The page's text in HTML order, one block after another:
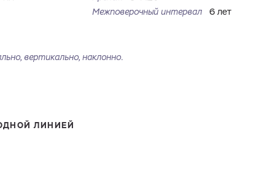
Межповерочный интервал 6 лет
вертикально, наклонно.
ЛИНИЕЙ